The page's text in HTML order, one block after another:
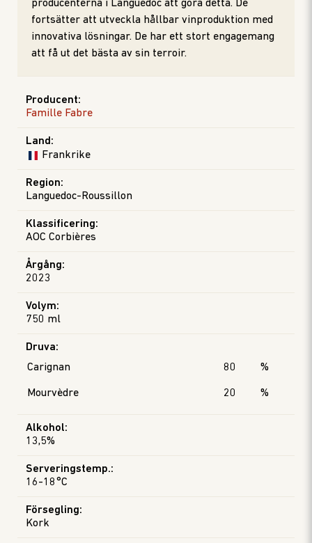
producenterna i Languedoc att göra detta. De
fortsätter att utveckla hållbar vinproduktion med
innovativa lösningar. De har ett stort engagemang
att få ut det bästa av sin terroir.
Producent:
Famille Fabre
Land :
Frankrike
Region:
Languedoc-Roussillon
Klassificering:
AOC Corbières
Årgång:
2023
Volym:
750 ml
Druva:
Carignan
80 %
Mourvèdre 20 %
Alkohol:
13,5%
Serveringstemp.:
16-18°C
Försegling:
Kork